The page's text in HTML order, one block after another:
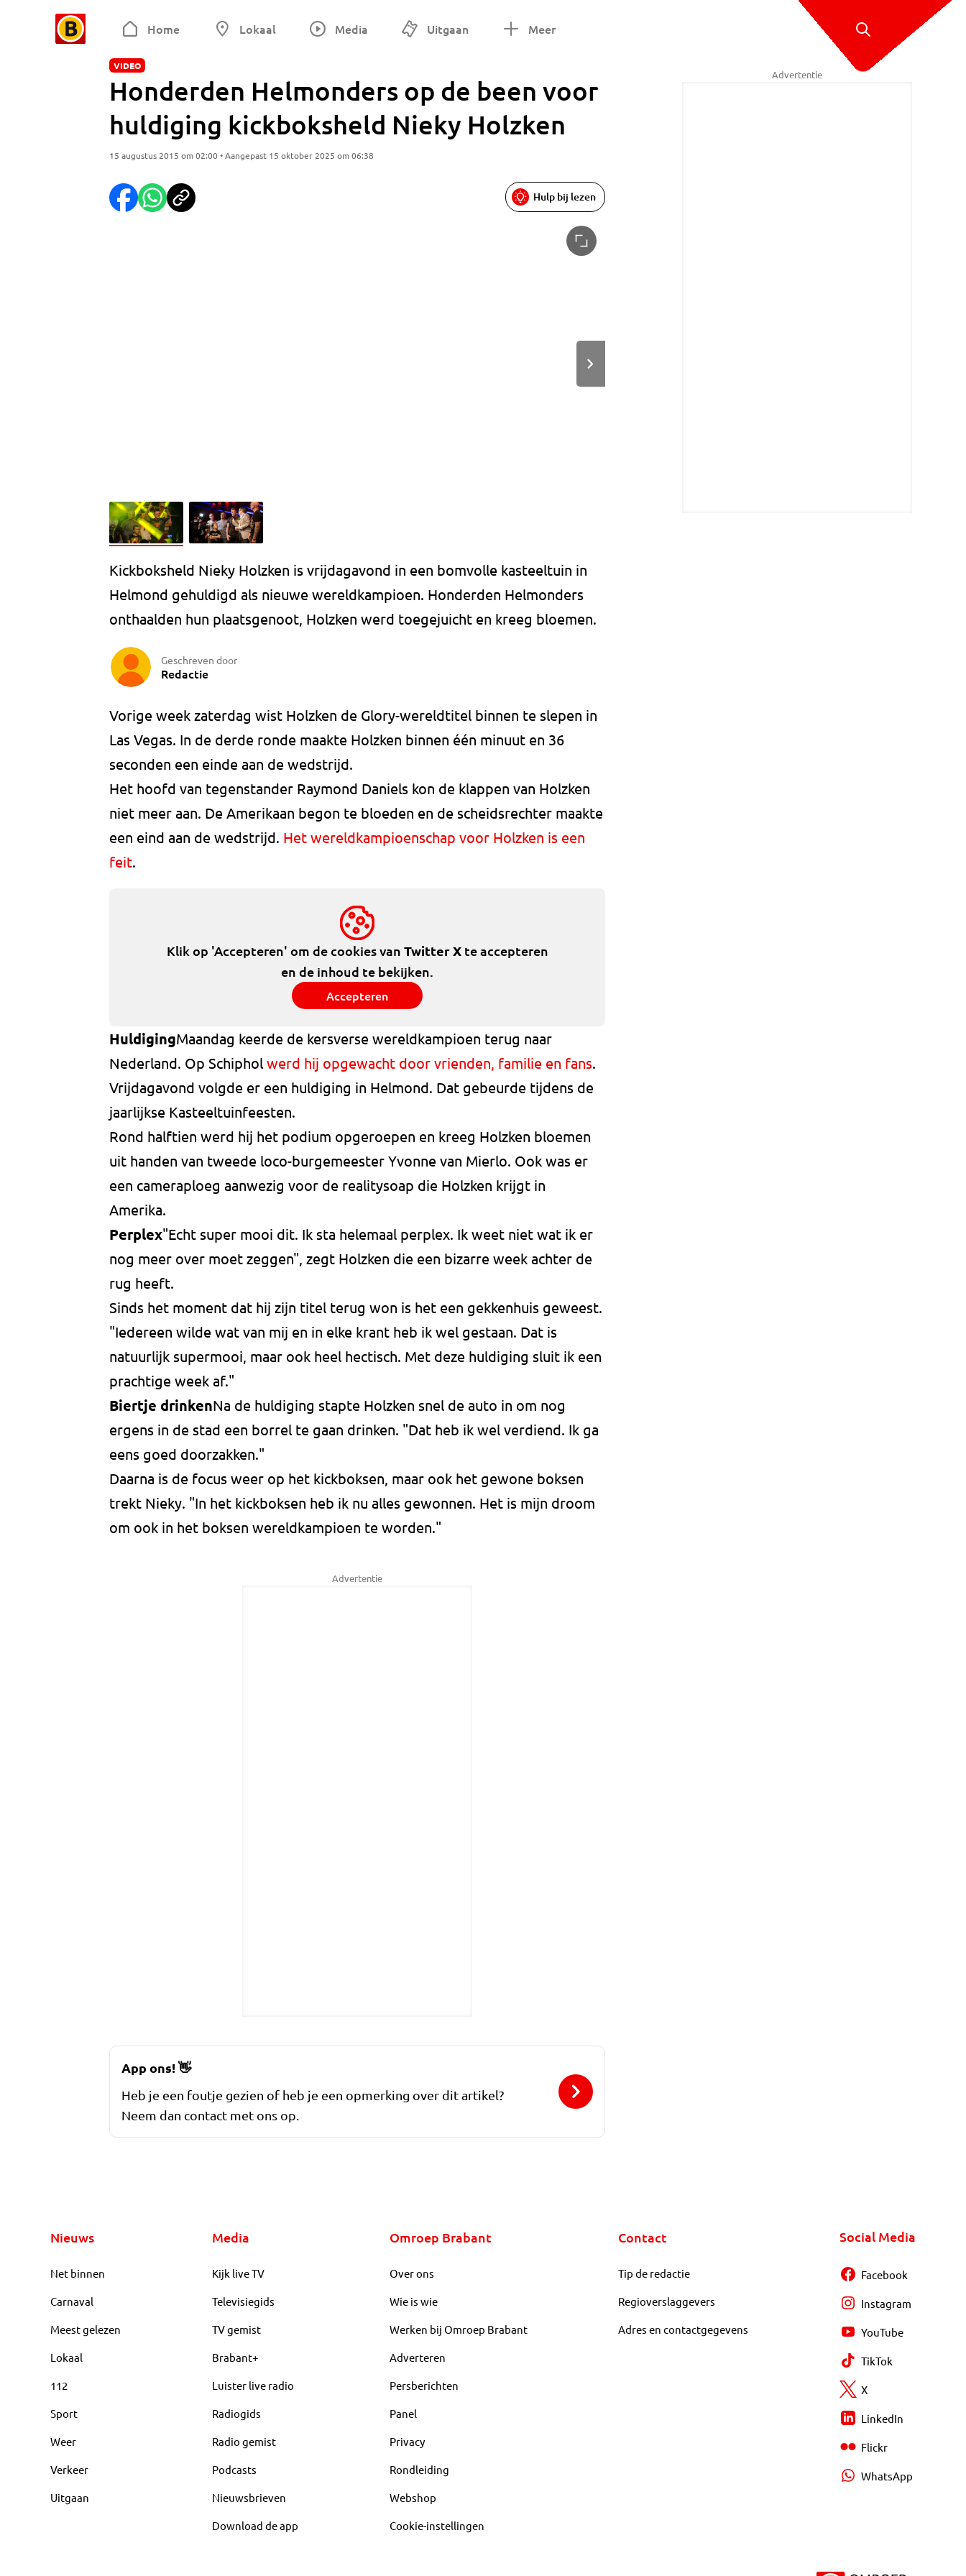
Home Lokaal Media Uitgaan Meer
VIDEO
Honderden Helmonders op de been voor
huldiging kickboksheld Nieky Holzken
15 augustus 2015 om 02:00 • Aangepast 15 oktober 2025 om 06:38
Hulp bij lezen
Kickboksheld Nieky Holzken is vrijdagavond in een bomvolle kasteeltuin in
Helmond gehuldigd als nieuwe wereldkampioen. Honderden Helmonders
onthaalden hun plaatsgenoot, Holzken werd toegejuicht en kreeg bloemen.
Geschreven door
Redactie
Vorige week zaterdag wist Holzken de Glory-wereldtitel binnen te slepen in
Las Vegas. In de derde ronde maakte Holzken binnen één minuut en 36
seconden een einde aan de wedstrijd.
Het hoofd van tegenstander Raymond Daniels kon de klappen van Holzken
niet meer aan. De Amerikaan begon te bloeden en de scheidsrechter maakte
een eind aan de wedstrijd. Het wereldkampioenschap voor Holzken is een
feit.
Klik op 'Accepteren' om de cookies van Twitter Xte accepteren
en de inhoud te bekijken.
Accepteren
HuldigingMaandag keerde de kersverse wereldkampioen terug naar
Nederland. Op Schiphol werd hij opgewacht door vrienden, familie en fans.
Vrijdagavond volgde er een huldiging in Helmond. Dat gebeurde tijdens de
jaarlijkse Kasteeltuinfeesten.
Rond halftien werd hij het podium opgeroepen en kreeg Holzken bloemen
uit handen van tweede loco-burgemeester Yvonne van Mierlo. Ook was er
een cameraploeg aanwezig voor de realitysoap die Holzken krijgt in
Amerika.
Perplex"Echt super mooi dit. Ik sta helemaal perplex. Ik weet niet wat ik er
nog meer over moet zeggen", zegt Holzken die een bizarre week achter de
rug heeft.
Sinds het moment dat hij zijn titel terug won is het een gekkenhuis geweest.
"Iedereen wilde wat van mij en in elke krant heb ik wel gestaan. Dat is
natuurlijk supermooi, maar ook heel hectisch. Met deze huldiging sluit ik een
prachtige week af."
Biertje drinkenNa de huldiging stapte Holzken snel de auto in om nog
ergens in de stad een borrel te gaan drinken. "Dat heb ik wel verdiend. Ik ga
eens goed doorzakken."
Daarna is de focus weer op het kickboksen, maar ook het gewone boksen
trekt Nieky. "In het kickboksen heb ik nu alles gewonnen. Het is mijn droom
om ook in het boksen wereldkampioen te worden."
Advertentie
Advertentie
App ons!👋
Heb je een foutje gezien of heb je een opmerking over dit artikel?
Neem dan contact met ons op.
Nieuws
Net binnen
Carnaval
Meest gelezen
Lokaal
112
Sport
Weer
Verkeer
Uitgaan
Media
Kijk live TV
Televisiegids
TV gemist
Brabant+
Luister live radio
Radiogids
Radio gemist
Podcasts
Nieuwsbrieven
Download de app
Omroep Brabant
Over ons
Wie is wie
Werken bij Omroep Brabant
Adverteren
Persberichten
Panel
Privacy
Rondleiding
Webshop
Cookie-instellingen
Contact
Tip de redactie
Regioverslaggevers
Adres en contactgegevens
Social Media
Facebook
Instagram
YouTube
TikTok
X
LinkedIn
Flickr
WhatsApp